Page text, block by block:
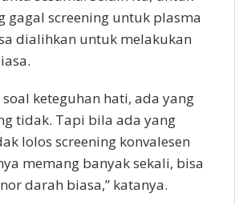
gagal screening untuk plasma
dialihkan untuk melakukan
keteguhan hati, ada yang
tidak. Tapi bila ada yang
lolos screening konvalesen
memang banyak sekali, bisa
darah biasa,” katanya.